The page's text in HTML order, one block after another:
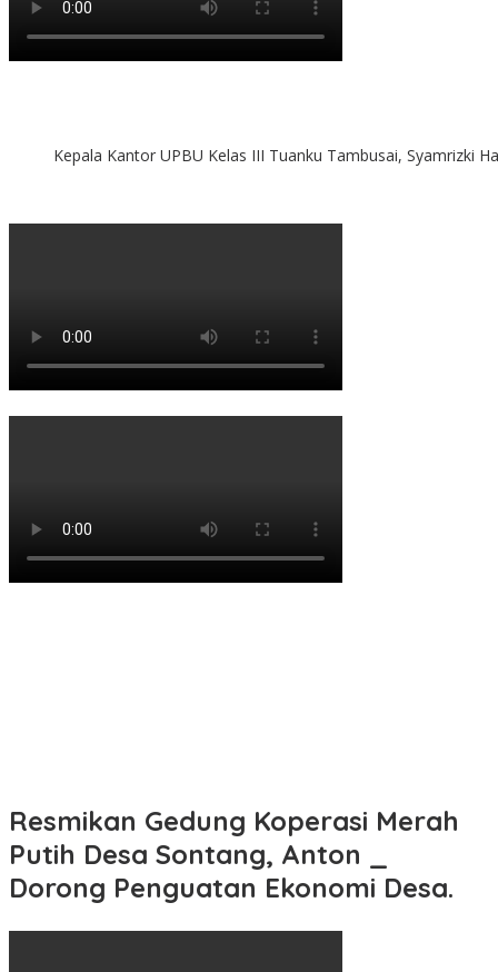
Kepala Kantor UPBU Kelas III Tuanku Tambusai, Syamrizki
Resmikan Gedung Koperasi Merah
Putih Desa Sontang, Anton _
Dorong Penguatan Ekonomi Desa.